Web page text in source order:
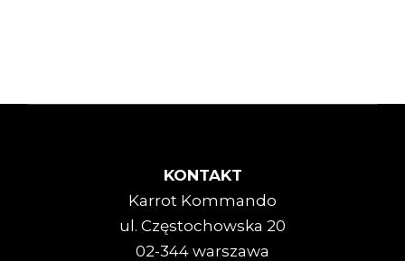
KONTAKT
Karrot Kommando
ul. Częstochowska 20
02-344 warszawa